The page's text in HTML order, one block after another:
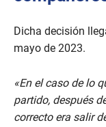
Dicha decisión
mayo de 2023.
«En el caso de lo
partido, después
correcto era salir